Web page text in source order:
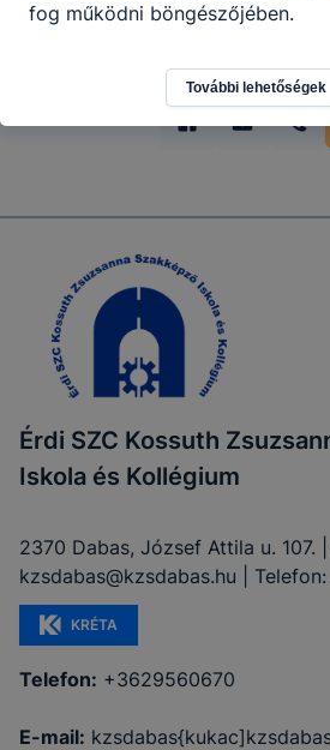
Érdi SZC Kossuth
Iskola és Kollégium
2370 Dabas, József Attila u. 107.
kzsdabas@kzsdabas.hu |
KRÉTA
Telefon: +3629560670
E-mail:
fog működni böngészőjében.
További lehetőségek